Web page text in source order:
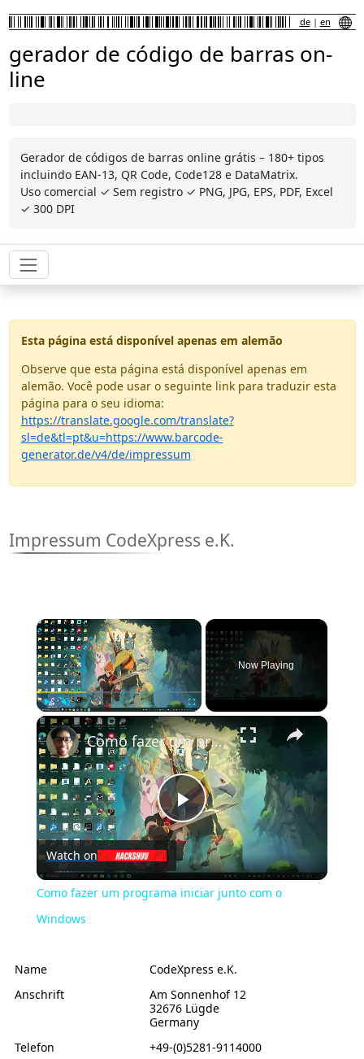
de| en
gerador de código de barras on-
line
Gerador de códigos de barras online grátis – 180+ tipos
incluindo EAN-13, QR Code, Code128 e DataMatrix.
Uso comercial ✓ Sem registro ✓ PNG, JPG, EPS, PDF, Excel
✓ 300 DPI
Esta página está disponível apenas em alemão
Observe que esta página está disponível apenas em
alemão. Você pode usar o seguinte link para traduzir esta
página para o seu idioma:
https://translate.google.com/translate?
sl=de&tl=pt&u=https://www.barcode-
generator.de/v4/de/impressum
Impressum CodeXpress e.K.
×
Play Unmute Fullscreen
Now Playing
×
Play
Video
Como fazer um programa iniciar junto com o Windows
Watch on
Como fazer um programa iniciar junto com o
Windows
Name
CodeXpress e.K.
Anschrift
Am Sonnenhof 12
32676 Lügde
Germany
Telefon
+49-(0)5281-9114000